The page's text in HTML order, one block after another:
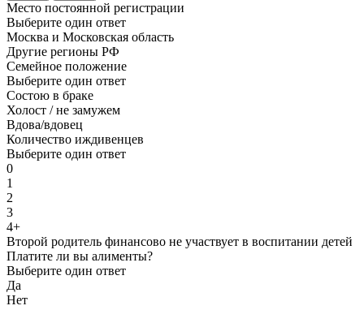
Место постоянной регистрации
Выберите один ответ
Москва и Московская область
Другие регионы РФ
Семейное положение
Выберите один ответ
Состою в браке
Холост / не замужем
Вдова/вдовец
Количество иждивенцев
Выберите один ответ
0
1
2
3
4+
Второй родитель финансово не участвует в воспитании детей
Платите ли вы алименты?
Выберите один ответ
Да
Нет